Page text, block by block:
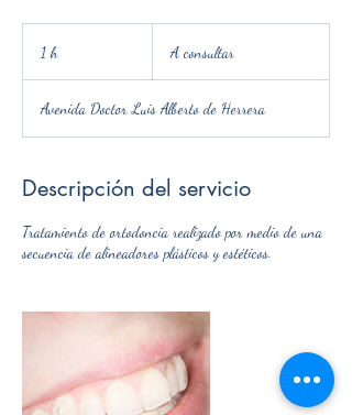
1 h A consultar
Avenida Doctor Luis Alberto de Herrera
Descripción del servicio
Tratamiento de ortodoncia realizado por medio de una
secuencia de alineadores plásticos y estéticos.